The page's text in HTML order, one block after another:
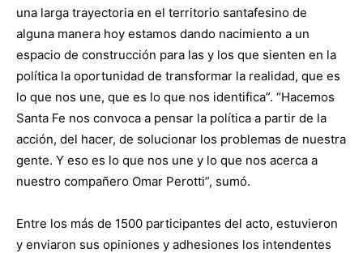
una larga trayectoria en el territorio santafesino de
alguna manera hoy estamos dando nacimiento a un
espacio de construcción para las y los que sienten en la
política la oportunidad de transformar la realidad, que es
lo que nos une, que es lo que nos identifica”. “Hacemos
Santa Fe nos convoca a pensar la política a partir de la
acción, del hacer, de solucionar los problemas de nuestra
gente. Y eso es lo que nos une y lo que nos acerca a
nuestro compañero Omar Perotti”, sumó.
Entre los más de 1500 participantes del acto, estuvieron
y enviaron sus opiniones y adhesiones los intendentes